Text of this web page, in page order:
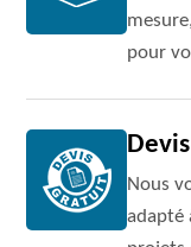
pour
Nous
adapté